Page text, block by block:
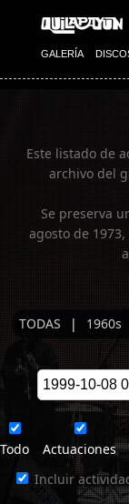
GALERÍA
Imagen 01
Este listado de
archivo del
Se preserva
agosto de
TODAS | 1960s
Todo Actuaciones
Incluir